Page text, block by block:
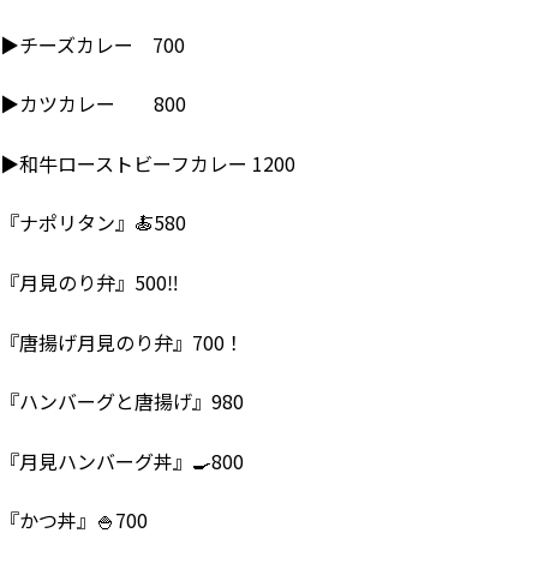
▶チーズカレー 700
▶カツカレー 800
▶和牛ローストビーフカレー 1200
『ナポリタン』🍝580
『月見のり弁』500‼
『唐揚げ月見のり弁』700！
『ハンバーグと唐揚げ』980
『月見ハンバーグ丼』🍳800
『かつ丼』🍚700